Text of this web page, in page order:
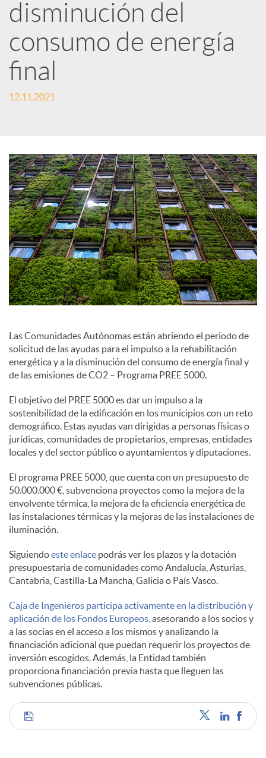
i
r
e
n
R
e
d
e
s
S
o
c
i
a
l
e
s
disminución del
consumo de energía
final
12.11.2021
Las Comunidades Autónomas están abriendo el periodo de
solicitud de las ayudas para el impulso a la rehabilitación
energética y a la disminución del consumo de energía final y
de las emisiones de CO2 – Programa PREE 5000.
El objetivo del PREE 5000 es dar un impulso a la
sostenibilidad de la edificación en los municipios con un reto
demográfico. Estas ayudas van dirigidas a personas físicas o
jurídicas, comunidades de propietarios, empresas, entidades
locales y del sector público o ayuntamientos y diputaciones.
El programa PREE 5000, que cuenta con un presupuesto de
50.000.000 €, subvenciona proyectos como la mejora de la
envolvente térmica, la mejora de la eficiencia energética de
las instalaciones térmicas y la mejoras de las instalaciones de
iluminación.
Siguiendoeste enlace podrás ver los plazos y la dotación
presupuestaria de comunidades como Andalucía, Asturias,
Cantabria, Castilla-La Mancha, Galicia o País Vasco.
Caja de Ingenieros participa activamente en la distribución y
aplicación de los Fondos Europeos, asesorando a los socios y
a las socias en el acceso a los mismos y analizando la
financiación adicional que puedan requerir los proyectos de
inversión escogidos. Además, la Entidad también
proporciona financiación previa hasta que lleguen las
subvenciones públicas.
C